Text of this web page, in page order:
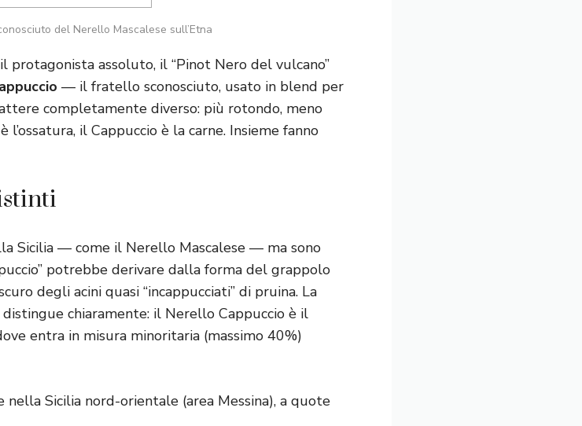
del Nerello Mascalese sull’Etna
protagonista assoluto, il “Pinot Nero del vulcano”
— il fratello sconosciuto, usato in blend per
completamente diverso: più rotondo, meno
il Cappuccio è la carne. Insieme fanno
Sicilia — come il Nerello Mascalese — ma sono
potrebbe derivare dalla forma del grappolo
degli acini quasi “incappucciati” di pruina. La
chiaramente: il Nerello Cappuccio è il
entra in misura minoritaria (massimo 40%)
Sicilia nord-orientale (area Messina), a quote